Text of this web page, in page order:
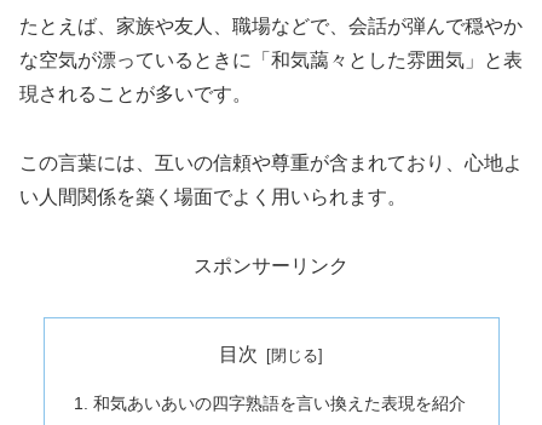
たとえば、家族や友人、職場などで、会話が弾んで穏やか
な空気が漂っているときに「和気藹々とした雰囲気」と表
現されることが多いです。
この言葉には、互いの信頼や尊重が含まれており、心地よ
い人間関係を築く場面でよく用いられます。
スポンサーリンク
目次
和気あいあいの四字熟語を言い換えた表現を紹介